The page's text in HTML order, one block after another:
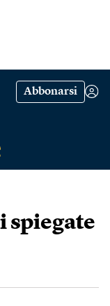
Abbonarsi
spiegate